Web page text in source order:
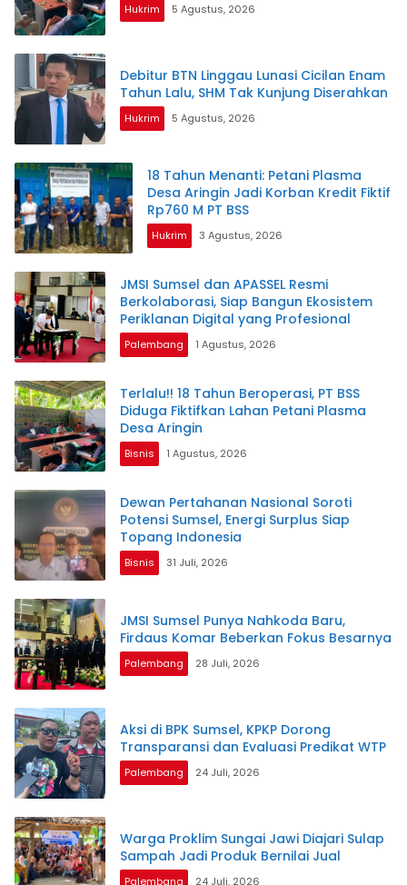
Hukrim 5 Agustus, 2026
Debitur BTN Linggau Lunasi Cicilan Enam
Tahun Lalu, SHM Tak Kunjung Diserahkan
Hukrim 5 Agustus, 2026
18 Tahun Menanti: Petani Plasma
Desa Aringin Jadi Korban Kredit Fiktif
Rp760 M PT BSS
Hukrim 3 Agustus, 2026
JMSI Sumsel dan APASSEL Resmi
Berkolaborasi, Siap Bangun Ekosistem
Periklanan Digital yang Profesional
Palembang 1 Agustus, 2026
Terlalu!! 18 Tahun Beroperasi, PT BSS
Diduga Fiktifkan Lahan Petani Plasma
Desa Aringin
Bisnis 1 Agustus, 2026
Dewan Pertahanan Nasional Soroti
Potensi Sumsel, Energi Surplus Siap
Topang Indonesia
Bisnis 31 Juli, 2026
JMSI Sumsel Punya Nahkoda Baru,
Firdaus Komar Beberkan Fokus Besarnya
Palembang 28 Juli, 2026
Aksi di BPK Sumsel, KPKP Dorong
Transparansi dan Evaluasi Predikat WTP
Palembang 24 Juli, 2026
Warga Proklim Sungai Jawi Diajari Sulap
Sampah Jadi Produk Bernilai Jual
Palembang 24 Juli, 2026